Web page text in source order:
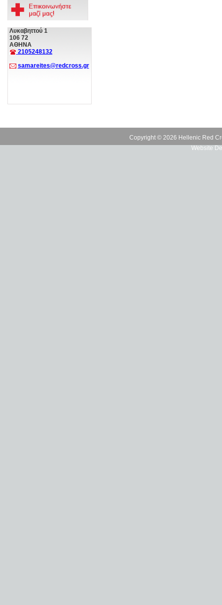
Λυκαβηττού 1
106 72
ΑΘΗΝΑ
2105248132
samareites@redcross.gr
Copyright © 2026 Hellenic Red
Website